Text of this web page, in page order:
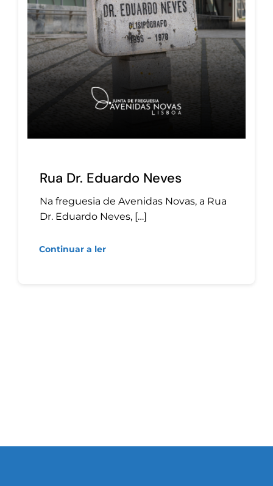
Rua Dr. Eduardo Neves
Na freguesia de Avenidas Novas, a Rua
Dr. Eduardo Neves, […]
Continuar a ler